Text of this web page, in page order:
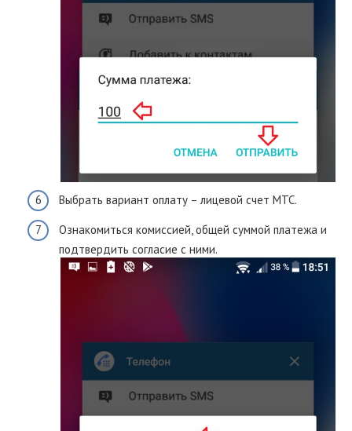
Выбрать вариант оплату – лицевой счет МТС.
Ознакомиться комиссией, общей суммой платежа и
подтвердить согласие с ними.